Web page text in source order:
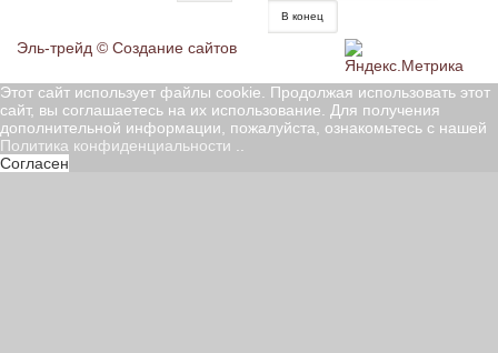
В конец
Эль-трейд © Создание сайтов
Этот сайт использует файлы cookie. Продолжая использовать этот
сайт, вы соглашаетесь на их использование. Для получения
дополнительной информации, пожалуйста, ознакомьтесь с нашей
Политика конфиденциальности
Согласен